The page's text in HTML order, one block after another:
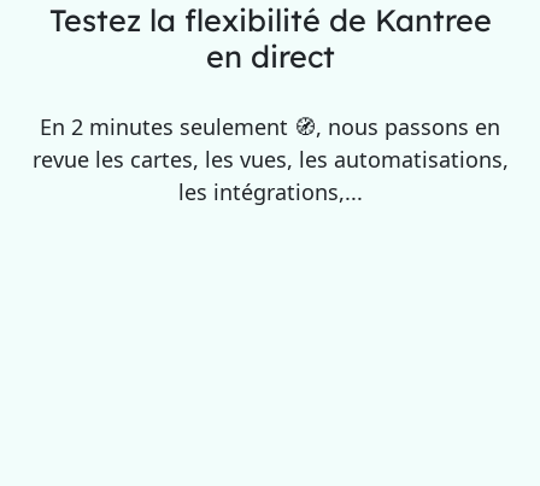
Testez la flexibilité de Kantree
en direct
En 2 minutes seulement 🧭, nous passons en
revue les cartes, les vues, les automatisations,
les intégrations,...